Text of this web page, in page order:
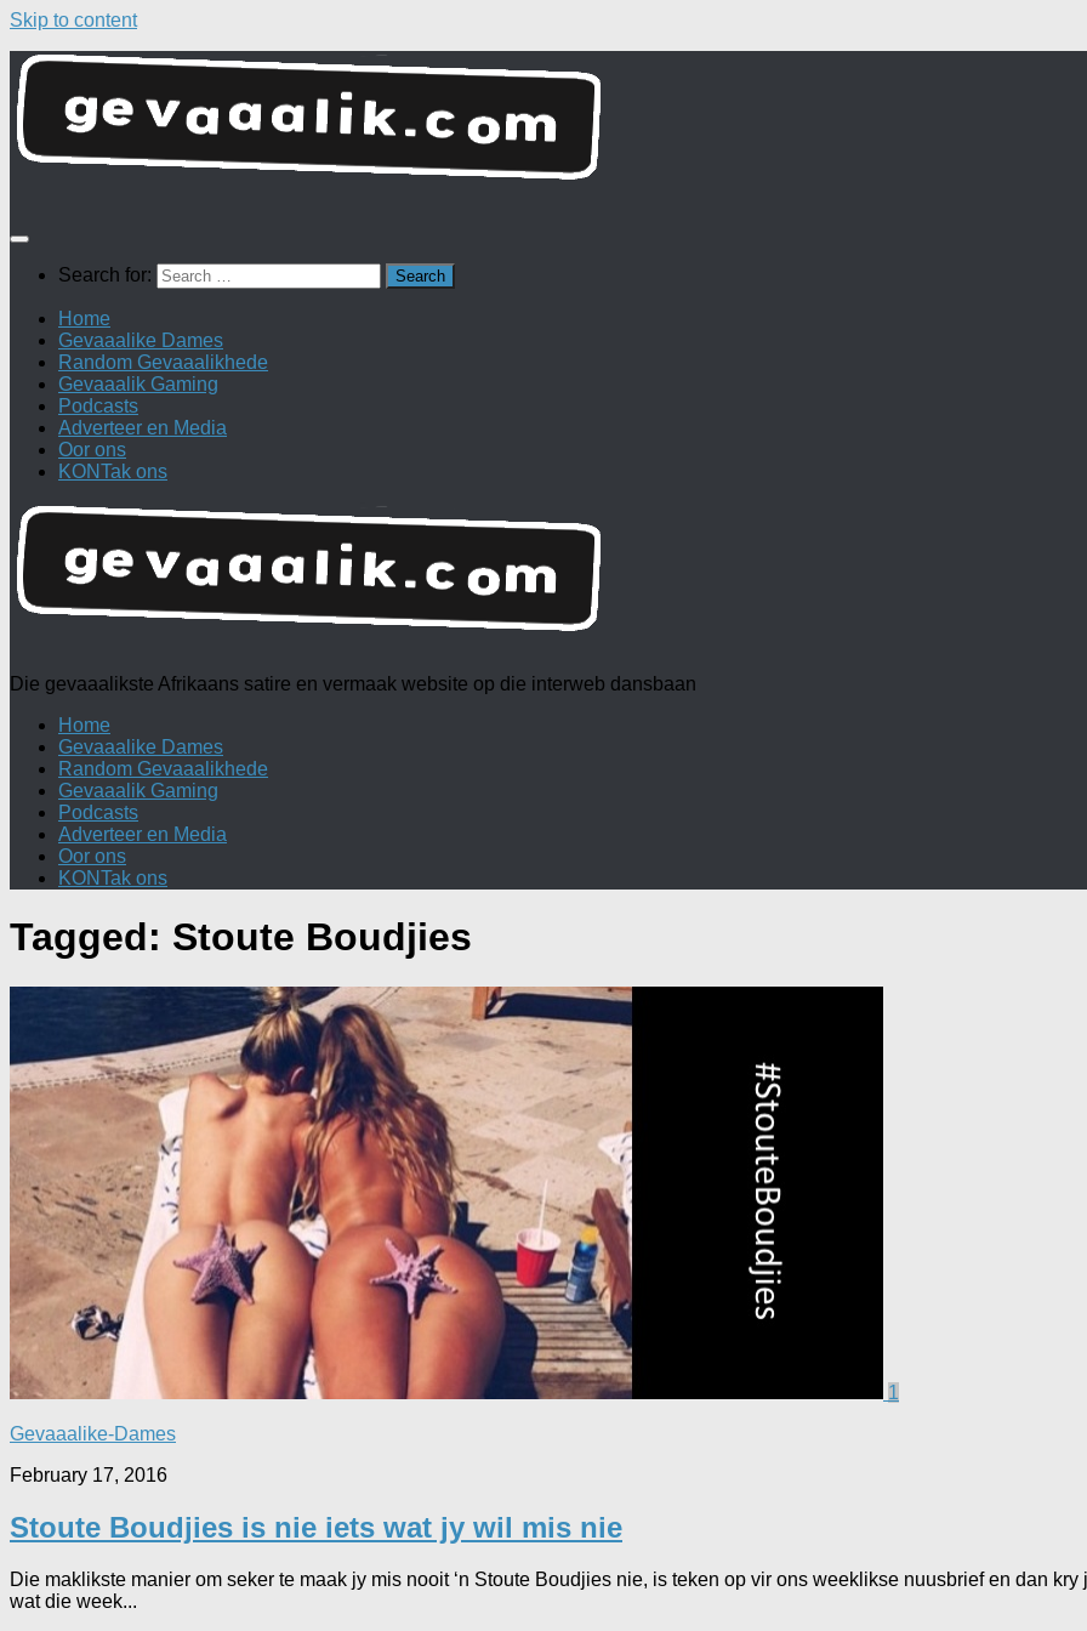
Skip to content
Search for:
Home
Gevaaalike Dames
Random Gevaaalikhede
Gevaaalik Gaming
Podcasts
Adverteer en Media
Oor ons
KONTak ons
Die gevaaalikste Afrikaans satire en vermaak website op die interweb dansbaan
Home
Gevaaalike Dames
Random Gevaaalikhede
Gevaaalik Gaming
Podcasts
Adverteer en Media
Oor ons
KONTak ons
Tagged: Stoute Boudjies
1
Gevaaalike-Dames
February 17, 2016
Stoute Boudjies is nie iets wat jy wil mis nie
Die maklikste manier om seker te maak jy mis nooit ‘n Stoute Boudjies nie, is teken op vir ons weeklikse nuusbrief en dan kry
wat die week...